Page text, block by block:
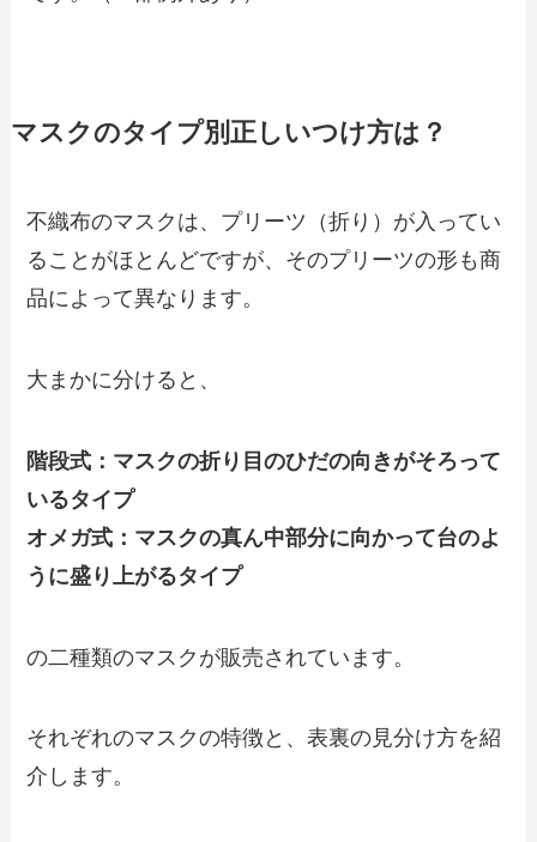
マスクのタイプ別正しいつけ方は？
不織布のマスクは、プリーツ（折り）が入ってい
ることがほとんどですが、そのプリーツの形も商
品によって異なります。
大まかに分けると、
階段式：マスクの折り目のひだの向きがそろって
いるタイプ
オメガ式：マスクの真ん中部分に向かって台のよ
うに盛り上がるタイプ
の二種類のマスクが販売されています。
それぞれのマスクの特徴と、表裏の見分け方を紹
介します。